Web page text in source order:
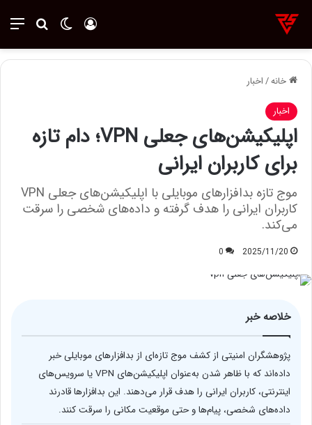
تغییر پوسته ورود
خانه/اخبار
اخبار
اپلیکیشن‌های جعلی VPN؛ دام تازه
برای کاربران ایرانی
موج تازه بدافزارهای موبایلی با اپلیکیشن‌های جعلی VPN
کاربران ایرانی را هدف گرفته و داده‌های شخصی را سرقت
می‌کند.
2025/11/20
0
خلاصه خبر
پژوهشگران امنیتی از کشف موج تازه‌ای از بدافزارهای موبایلی خبر
داده‌اند که با ظاهر شدن به‌عنوان اپلیکیشن‌های VPN یا سرویس‌های
اینترنتی، کاربران ایرانی را هدف قرار می‌دهند. این بدافزارها قادرند
داده‌های شخصی، پیام‌ها و حتی موقعیت مکانی را سرقت کنند.